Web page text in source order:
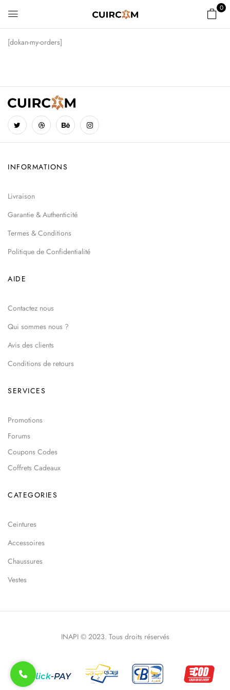
0
[dokan-my-orders]
INFORMATIONS
Livraison
Garantie & Authenticité
Termes & Conditions
Politique de Confidentialité
AIDE
Contactez nous
Qui sommes nous ?
Avis des clients
Conditions de retours
SERVICES
Promotions
Forums
Coupons Codes
Coffrets Cadeaux
CATEGORIES
Ceintures
Accessoires
Chaussures
Vestes
INAPI © 2023. Tous droits réservés